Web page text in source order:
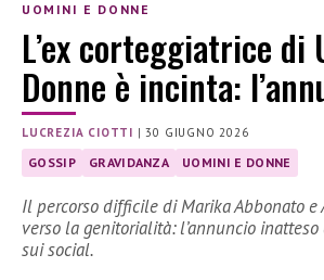
UOMINI E DONNE
L’ex corteggiatrice di
Donne è incinta:
LUCREZIA CIOTTI |30 GIUGNO 2026
GOSSIP GRAVIDANZA UOMINI E DONNE
Il percorso difficile di Marika Abbonato e
verso la genitorialità: l’annuncio
sui social.